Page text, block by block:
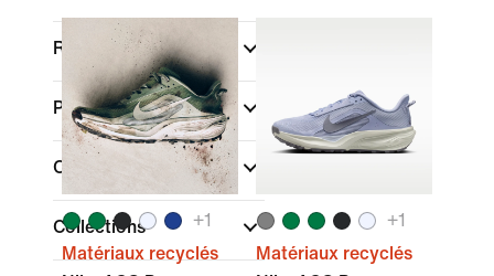
Rechercher par prix
Promotions et offres
Couleur
Collections +1
Matériaux recyclés
+1
Matériaux recyclés